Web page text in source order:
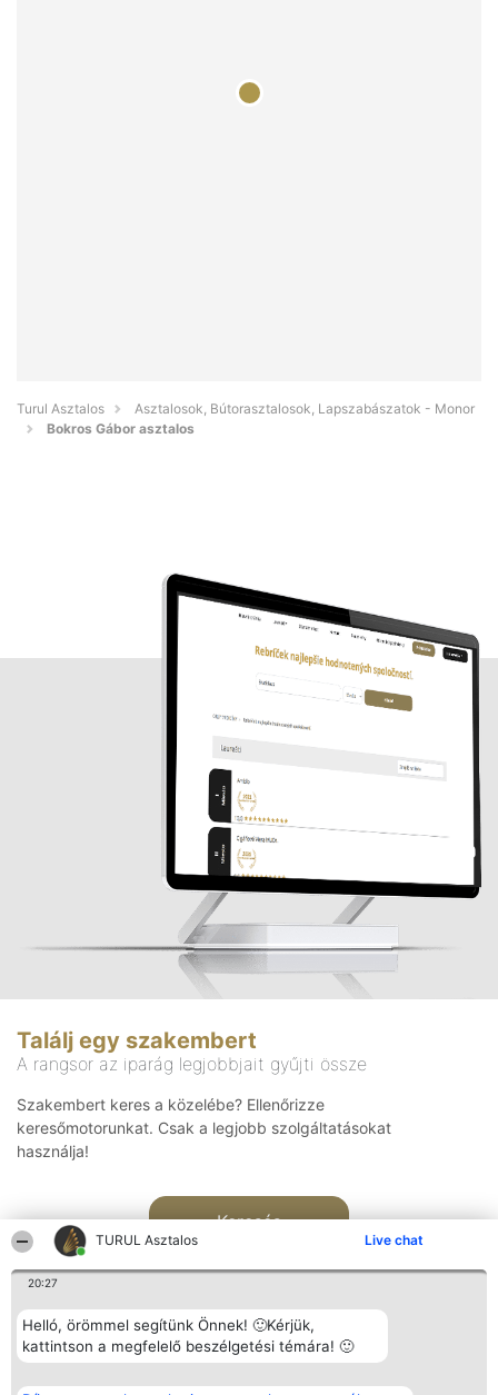
TURUL Asztalos Live chat
20:27
Helló, örömmel segítünk Önnek! 🙂Kérjük,
kattintson a megfelelő beszélgetési témára! 🙂
Turul Asztalos
Asztalosok, Bútorasztalosok, Lapszabászatok - Monor
Bokros Gábor asztalos
Találj egy szakembert
A rangsor az iparág legjobbjait gyűjti össze
Szakembert keres a közelébe? Ellenőrizze
keresőmotorunkat. Csak a legjobb szolgáltatásokat
használja!
Keresés
Rangsorszervező Népszavazás Elérhetőség